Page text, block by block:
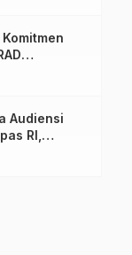
Audiensi
RI,
bagi